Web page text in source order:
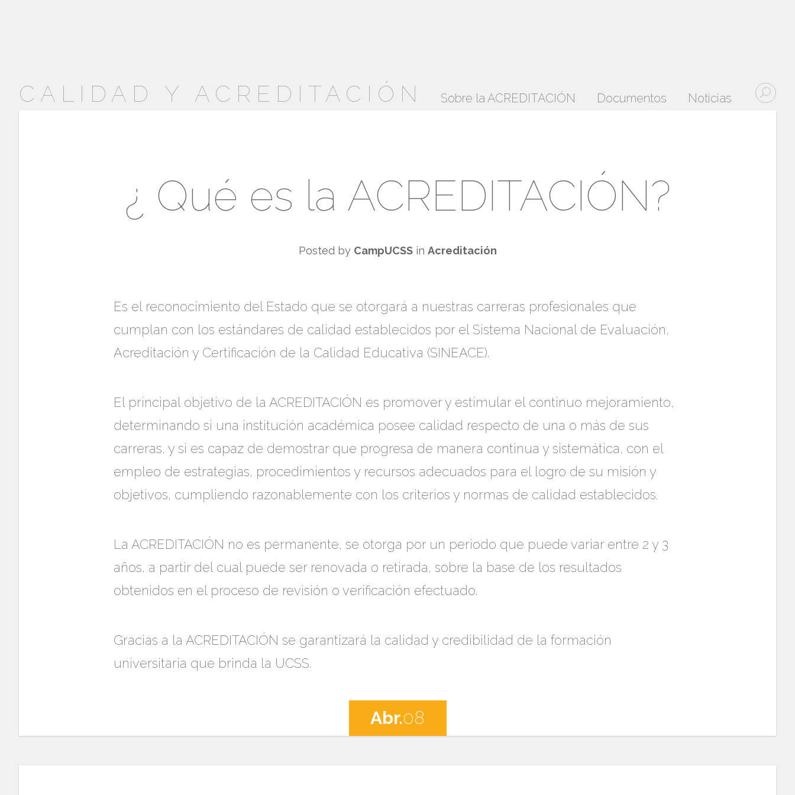
CALIDAD Y ACREDITACIÓN Sobre la ACREDITACIÓN Documentos Noticias
¿ Qué es la ACREDITACIÓN?
Posted by CampUCSSin Acreditación
Es el reconocimiento del Estado que se otorgará a nuestras carreras profesionales que
cumplan con los estándares de calidad establecidos por el Sistema Nacional de Evaluación,
Acreditación y Certificación de la Calidad Educativa (SINEACE).
El principal objetivo de la ACREDITACIÓN es promover y estimular el continuo mejoramiento,
determinando si una institución académica posee calidad respecto de una o más de sus
carreras, y si es capaz de demostrar que progresa de manera continua y sistemática, con el
empleo de estrategias, procedimientos y recursos adecuados para el logro de su misión y
objetivos, cumpliendo razonablemente con los criterios y normas de calidad establecidos.
La ACREDITACIÓN no es permanente, se otorga por un periodo que puede variar entre 2 y 3
años, a partir del cual puede ser renovada o retirada, sobre la base de los resultados
obtenidos en el proceso de revisión o verificación efectuado.
Gracias a la ACREDITACIÓN se garantizará la calidad y credibilidad de la formación
universitaria que brinda la UCSS.
Abr.08